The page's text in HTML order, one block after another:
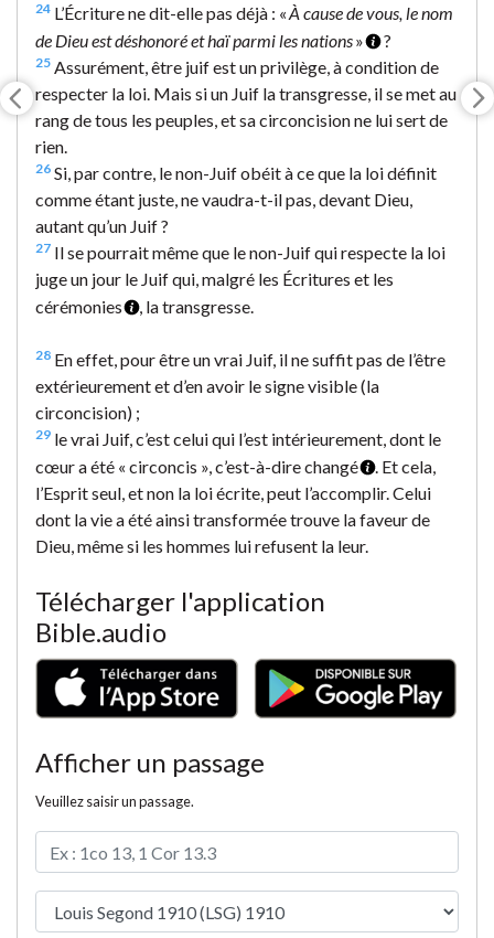
24 L’Écriture ne dit-elle pas déjà : «À cause de vous, le nom
de Dieu est déshonoré et haï parmi les nations» ?
25 Assurément, être juif est un privilège, à condition de
respecter la loi. Mais si un Juif la transgresse, il se met au
rang de tous les peuples, et sa circoncision ne lui sert de
rien.
26 Si, par contre, le non-Juif obéit à ce que la loi définit
comme étant juste, ne vaudra-t-il pas, devant Dieu,
autant qu’un Juif ?
27 Il se pourrait même que le non-Juif qui respecte la loi
juge un jour le Juif qui, malgré les Écritures et les
cérémonies
, la transgresse.
28 En effet, pour être un vrai Juif, il ne suffit pas de l’être
extérieurement et d’en avoir le signe visible (la
circoncision) ;
29 le vrai Juif, c’est celui qui l’est intérieurement, dont le
cœur a été « circoncis », c’est-à-dire changé
. Et cela,
l’Esprit seul, et non la loi écrite, peut l’accomplir. Celui
dont la vie a été ainsi transformée trouve la faveur de
Dieu, même si les hommes lui refusent la leur.
Télécharger l'application
Bible.audio
Afficher un passage
Veuillez saisir un passage.